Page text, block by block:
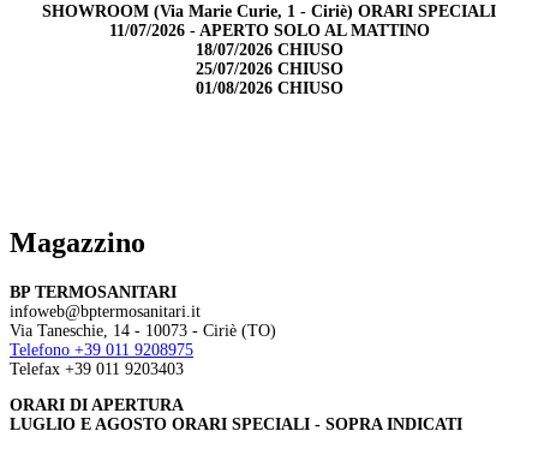
SHOWROOM (Via Marie Curie, 1 - Ciriè) ORARI SPECIALI
11/07/2026 - APERTO SOLO AL MATTINO
18/07/2026 CHIUSO
25/07/2026 CHIUSO
01/08/2026 CHIUSO
Magazzino
BP TERMOSANITARI
infoweb@bptermosanitari.it
Via Taneschie, 14 - 10073 - Ciriè (TO)
Telefono +39 011 9208975
Telefax +39 011 9203403
ORARI DI APERTURA
LUGLIO E AGOSTO ORARI SPECIALI - SOPRA INDICATI